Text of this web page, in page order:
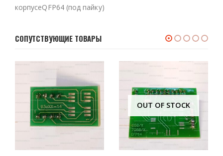
корпусеQFP64 (под пайку)
СОПУТСТВУЮЩИЕ ТОВАРЫ
OUT OF STOCK